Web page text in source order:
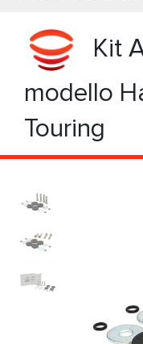
Kit
modello
Touring